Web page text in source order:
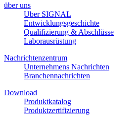
über uns
Uber SIGNAL
Entwicklungsgeschichte
Qualifizierung & Abschlüsse
Laborausrüstung
Nachrichtenzentrum
Unternehmens Nachrichten
Branchennachrichten
Download
Produktkatalog
Produktzertifizierung